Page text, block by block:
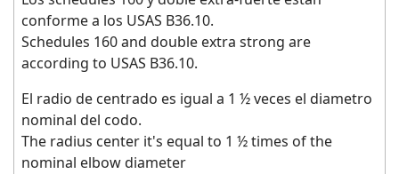
conforme a los USAS B36.10.
Schedules 160 and double extra strong are
according to USAS B36.10.
El radio de centrado es igual a 1 ½ veces el diametro
nominal del codo.
The radius center it's equal to 1 ½ times of the
nominal elbow diameter